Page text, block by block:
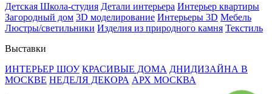
Детская Школа-студия Детали интерьера Интерьер квартиры
Загородный дом 3D моделирование Интерьеры 3D Мебель
Люстры/светильники Изделия из природного камня Текстиль
Выставки
ИНТЕРЬЕР ШОУ КРАСИВЫЕ ДОМА ДНИДИЗАЙНА В
МОСКВЕ НЕДЕЛЯ ДЕКОРА АРХ МОСКВА